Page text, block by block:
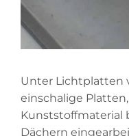
Unter Lichtplatten
einschalige
Kunststoffmaterial
Dächern